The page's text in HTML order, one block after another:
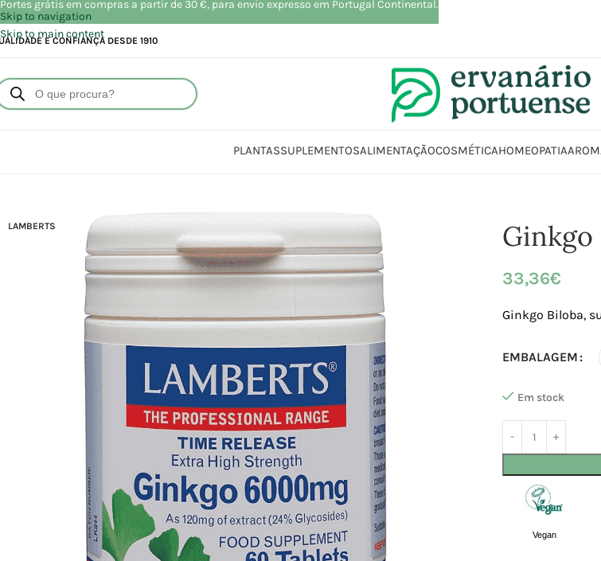
Skip to navigation
Skip to main content
E CONFIANÇA DESDE 1910
PLANTASSUPLEMENTOSALIMENTAÇÃOCOSMÉTICAHOMEOPATIA
LAMBERTS Ginkgo
33,36€
Ginkgo Biloba,
EMBALAGEM
Em stock
Vegan
Portes grátis em compras a partir de 30 €, para envio expresso em Portugal Continental.